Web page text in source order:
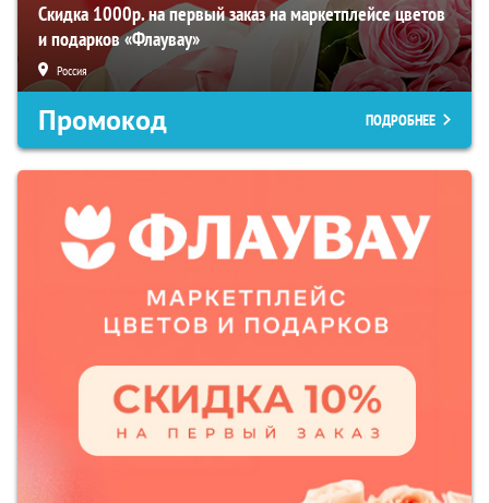
Скидка 1000р. на первый заказ на маркетплейсе цветов
и подарков «Флаувау»
Россия
Промокод ПОДРОБНЕЕ